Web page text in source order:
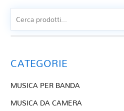
CATEGORIE
MUSICA PER BANDA
MUSICA DA CAMERA